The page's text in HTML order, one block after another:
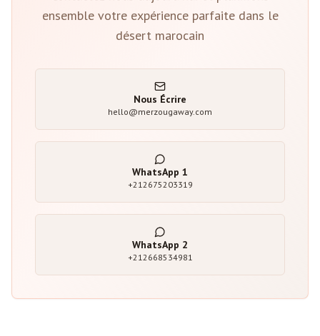
ensemble votre expérience parfaite dans le
désert marocain
Nous Écrire
hello@merzougaway.com
WhatsApp 1
+212675203319
WhatsApp 2
+212668534981